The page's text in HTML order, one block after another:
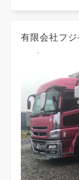
有限会社フ